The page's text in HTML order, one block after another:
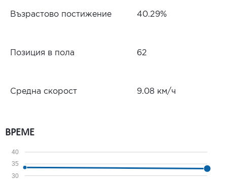
Възрастово постижение 40.29%
Позиция в пола 62
Средна скорост 9.08 км/ч
ВРЕМЕ
30
35
40